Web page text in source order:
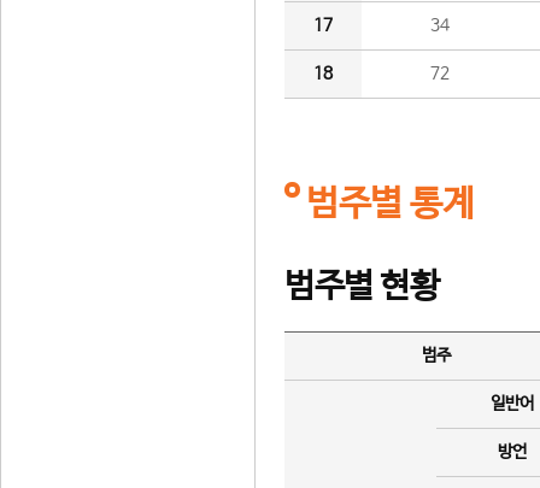
17 34
18 72
범주별 통계
범주별 현황
범주
일반어
방언